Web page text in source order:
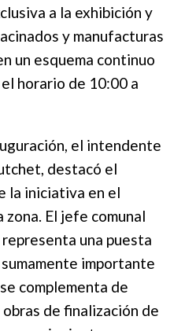
a la exhibición y
y manufacturas
un esquema continuo
horario de 10:00 a
el intendente
destacó el
la iniciativa en el
El jefe comunal
una puesta
importante
complementa de
de finalización de